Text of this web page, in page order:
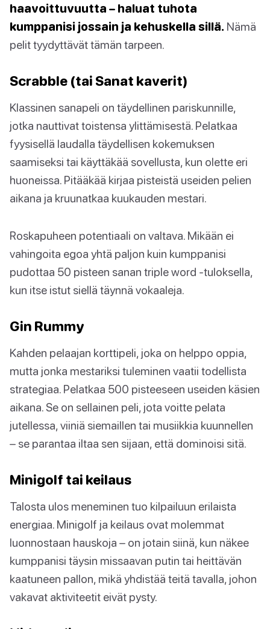
haavoittuvuutta – haluat tuhota
kumppanisi jossain ja kehuskella sillä. Nämä
pelit tyydyttävät tämän tarpeen.
Scrabble (tai Sanat kaverit)
Klassinen sanapeli on täydellinen pariskunnille,
jotka nauttivat toistensa ylittämisestä. Pelatkaa
fyysisellä laudalla täydellisen kokemuksen
saamiseksi tai käyttäkää sovellusta, kun olette eri
huoneissa. Pitääkää kirjaa pisteistä useiden pelien
aikana ja kruunatkaa kuukauden mestari.
Roskapuheen potentiaali on valtava. Mikään ei
vahingoita egoa yhtä paljon kuin kumppanisi
pudottaa 50 pisteen sanan triple word -tuloksella,
kun itse istut siellä täynnä vokaaleja.
Gin Rummy
Kahden pelaajan korttipeli, joka on helppo oppia,
mutta jonka mestariksi tuleminen vaatii todellista
strategiaa. Pelatkaa 500 pisteeseen useiden käsien
aikana. Se on sellainen peli, jota voitte pelata
jutellessa, viiniä siemaillen tai musiikkia kuunnellen
– se parantaa iltaa sen sijaan, että dominoisi sitä.
Minigolf tai keilaus
Talosta ulos meneminen tuo kilpailuun erilaista
energiaa. Minigolf ja keilaus ovat molemmat
luonnostaan hauskoja – on jotain siinä, kun näkee
kumppanisi täysin missaavan putin tai heittävän
kaatuneen pallon, mikä yhdistää teitä tavalla, johon
vakavat aktiviteetit eivät pysty.